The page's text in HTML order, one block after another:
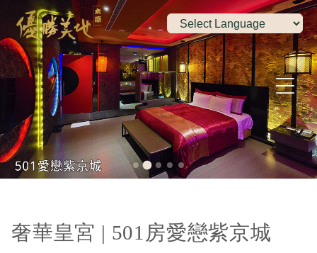
奢華皇宮 | 501房愛戀紫京城